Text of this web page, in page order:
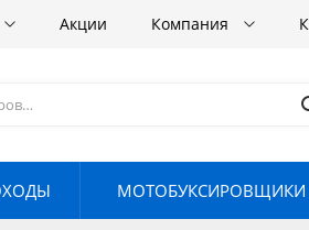
Акции Компания
МОТОБУКСИРОВЩИКИ